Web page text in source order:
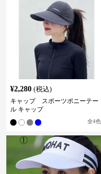
¥2,280 (税込)
キャップ スポーツポニーテー
ル キャップ
全4色